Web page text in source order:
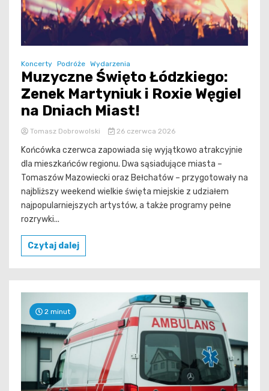
Koncerty Podróże Wydarzenia
Muzyczne Święto Łódzkiego:
Zenek Martyniuk i Roxie Węgiel
na Dniach Miast!
Tomasz Dobrowolski 26 czerwca 2026
Końcówka czerwca zapowiada się wyjątkowo atrakcyjnie
dla mieszkańców regionu. Dwa sąsiadujące miasta –
Tomaszów Mazowiecki oraz Bełchatów – przygotowały na
najbliższy weekend wielkie święta miejskie z udziałem
najpopularniejszych artystów, a także programy pełne
rozrywki...
Czytaj dalej
2 minut